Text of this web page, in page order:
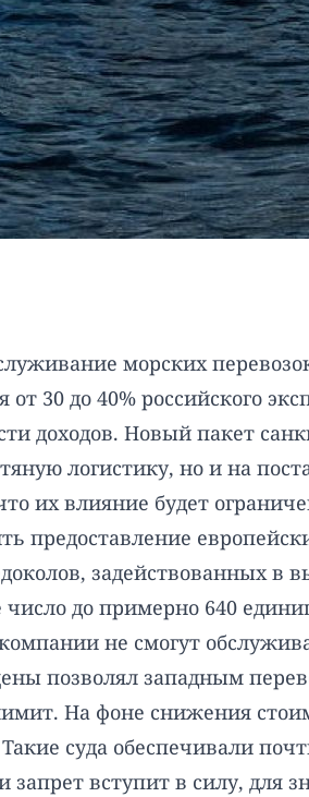
морских
30 до 40% российского
доходов. Новый пакет
логистику, но и на
их влияние будет
предоставление
задействованных в
до примерно 640
не смогут
позволял западным
На фоне снижения
суда обеспечивали
вступит в силу, для